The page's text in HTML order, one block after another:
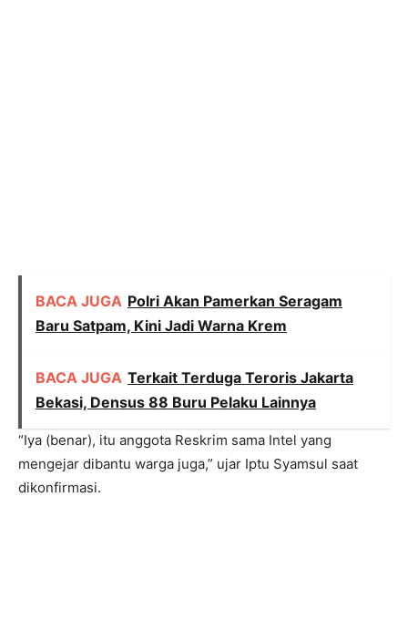
BACA JUGA Polri Akan Pamerkan Seragam
Baru Satpam, Kini Jadi Warna Krem
BACA JUGA Terkait Terduga Teroris Jakarta
Bekasi, Densus 88 Buru Pelaku Lainnya
“Iya (benar), itu anggota Reskrim sama Intel yang
mengejar dibantu warga juga,” ujar Iptu Syamsul saat
dikonfirmasi.